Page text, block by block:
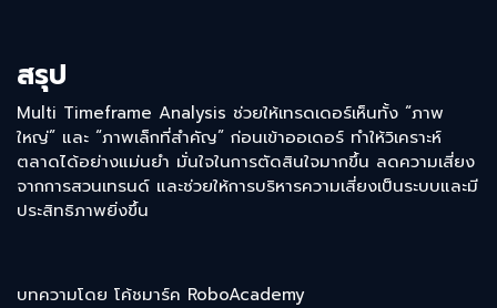
สรุป
Multi Timeframe Analysis ช่วยให้เทรดเดอร์เห็นทั้ง “ภาพ
ใหญ่” และ “ภาพเล็กที่สำคัญ” ก่อนเข้าออเดอร์ ทำให้วิเคราะห์
ตลาดได้อย่างแม่นยำ มั่นใจในการตัดสินใจมากขึ้น ลดความเสี่ยง
จากการสวนเทรนด์ และช่วยให้การบริหารความเสี่ยงเป็นระบบและมี
ประสิทธิภาพยิ่งขึ้น
บทความโดย โค้ชมาร์ค RoboAcademy